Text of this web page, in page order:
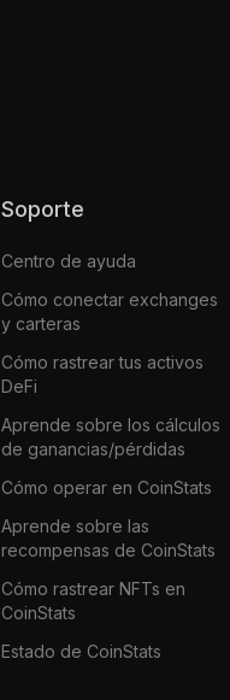
Soporte
Centro de ayuda
Cómo conectar exchanges
y carteras
Cómo rastrear tus activos
DeFi
Aprende sobre los cálculos
de ganancias/pérdidas
Cómo operar en CoinStats
Aprende sobre las
recompensas de CoinStats
Cómo rastrear NFTs en
CoinStats
Estado de CoinStats